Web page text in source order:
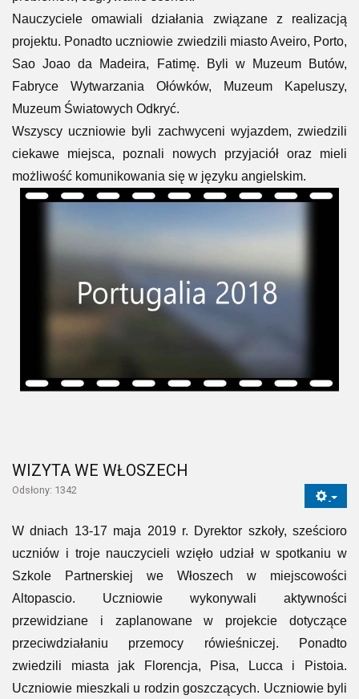
Nauczyciele omawiali działania związane z realizacją
projektu. Ponadto uczniowie zwiedzili miasto Aveiro, Porto,
Sao Joao da Madeira, Fatimę. Byli w Muzeum Butów,
Fabryce Wytwarzania Ołówków, Muzeum Kapeluszy,
Muzeum Światowych Odkryć.
Wszyscy uczniowie byli zachwyceni wyjazdem, zwiedzili
ciekawe miejsca, poznali nowych przyjaciół oraz mieli
możliwość komunikowania się w języku angielskim.
WIZYTA WE WŁOSZECH
Odsłony: 1342
W dniach 13-17 maja 2019 r. Dyrektor szkoły, sześcioro
uczniów i troje nauczycieli wzięło udział w spotkaniu w
Szkole Partnerskiej we Włoszech w miejscowości
Altopascio. Uczniowie wykonywali aktywności
przewidziane i zaplanowane w projekcie dotyczące
przeciwdziałaniu przemocy rówieśniczej. Ponadto
zwiedzili miasta jak Florencja, Pisa, Lucca i Pistoia.
Uczniowie mieszkali u rodzin goszczących. Uczniowie byli